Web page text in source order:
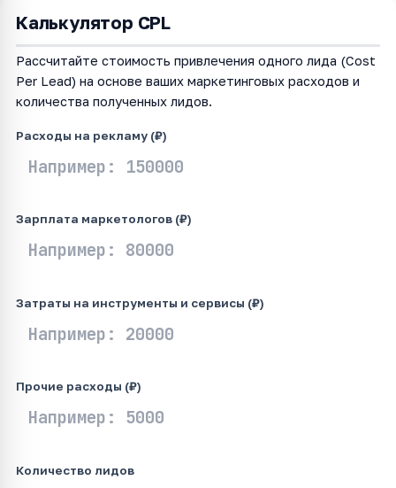
Калькулятор CPL
Рассчитайте стоимость привлечения одного лида (Cost
Per Lead) на основе ваших маркетинговых расходов и
количества полученных лидов.
Расходы на рекламу (₽)
Зарплата маркетологов (₽)
Затраты на инструменты и сервисы (₽)
Прочие расходы (₽)
Количество лидов